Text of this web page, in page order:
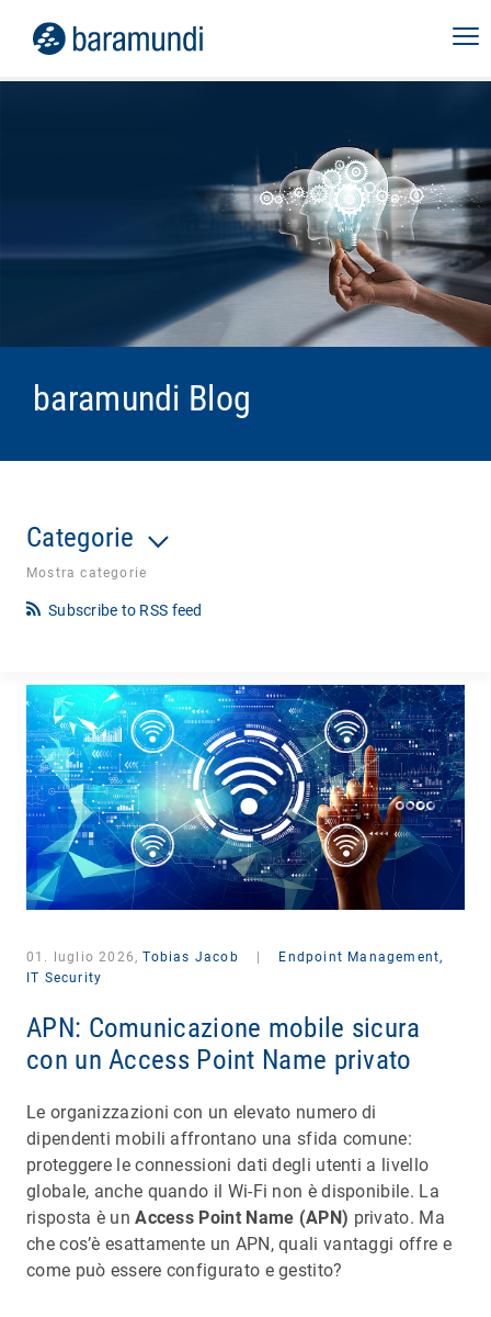
baramundi Blog
Categorie
Mostra categorie
Subscribe to RSS feed
01. luglio 2026,Tobias Jacob
Endpoint Management,
IT Security
APN: Comunicazione mobile sicura
con un Access Point Name privato
Le organizzazioni con un elevato numero di
dipendenti mobili affrontano una sfida comune:
proteggere le connessioni dati degli utenti a livello
globale, anche quando il Wi-Fi non è disponibile. La
risposta è unAccess Point Name (APN) privato. Ma
che cos’è esattamente un APN, quali vantaggi offre e
come può essere configurato e gestito?